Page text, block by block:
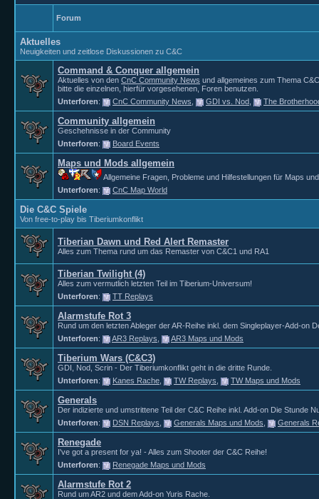
Forum
Aktuelles
Neuigkeiten und zeitlose Diskussionen zu C&C
Command & Conquer allgemein
Aktuelles von den CnC Community News und allgemeines zum Thema
bitte die einzelnen, hierfür vorgesehenen, Foren benutzen.
Unterforen: CnC Community News GDI vs. Nod The
Community allgemein
Geschehnisse in der Community
Unterforen: Board Events
Maps und Mods allgemein
Allgemeine Fragen, Probleme und Hilfestellungen für Maps
Unterforen: CnC Map World
Die C&C Spiele
Von free-to-play bis Tiberiumkonflikt
Tiberian Dawn und Red Alert Remaster
Alles zum Thema rund um das Remaster von C&C1 und RA1
Tiberian Twilight (4)
Alles zum vermutlich letzten Teil im Tiberium-Universum!
Unterforen: TT Replays
Alarmstufe Rot 3
Rund um den letzten Ableger der AR-Reihe inkl. dem Singleplayer-Add-on
Unterforen: AR3 Replays AR3 Maps und Mods
Tiberium Wars (C&C3)
GDI, Nod, Scrin - Der Tiberiumkonflikt geht in die dritte Runde.
Unterforen: Kanes Rache TW Replays TW Maps und Mods
Generals
Der indizierte und umstrittene Teil der C&C Reihe inkl. Add-on Die Stunde
Unterforen: DSN Replays Generals Maps und Mods Generals
Renegade
I've got a present for ya! - Alles zum Shooter der C&C Reihe!
Unterforen: Renegade Maps und Mods
Alarmstufe Rot 2
Rund um AR2 und dem Add-on Yuris Rache.